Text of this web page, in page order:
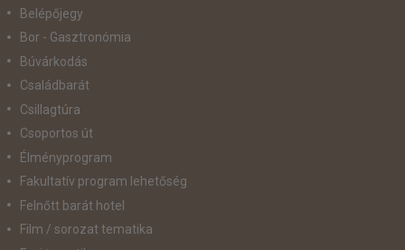
Belépőjegy
Bor - Gasztronómia
Búvárkodás
Családbarát
Csillagtúra
Csoportos út
Élményprogram
Fakultatív program lehetőség
Felnőtt barát hotel
Film / sorozat tematika